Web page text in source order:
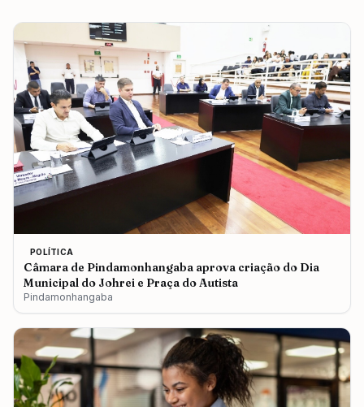
POLÍTICA
Câmara de Pindamonhangaba aprova criação do Dia
Municipal do Johrei e Praça do Autista
Pindamonhangaba